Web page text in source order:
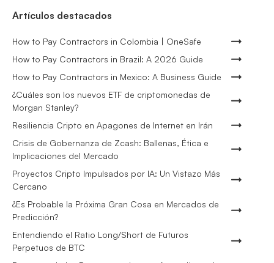
Artículos destacados
How to Pay Contractors in Colombia | OneSafe
How to Pay Contractors in Brazil: A 2026 Guide
How to Pay Contractors in Mexico: A Business Guide
¿Cuáles son los nuevos ETF de criptomonedas de
Morgan Stanley?
Resiliencia Cripto en Apagones de Internet en Irán
Crisis de Gobernanza de Zcash: Ballenas, Ética e
Implicaciones del Mercado
Proyectos Cripto Impulsados por IA: Un Vistazo Más
Cercano
¿Es Probable la Próxima Gran Cosa en Mercados de
Predicción?
Entendiendo el Ratio Long/Short de Futuros
Perpetuos de BTC